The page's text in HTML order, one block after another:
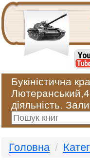
Букіністична
діяльність.
Головна